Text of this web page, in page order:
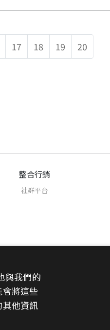
17 18 19 20
整合行銷
社群平台
與我們的
將這些
他資訊